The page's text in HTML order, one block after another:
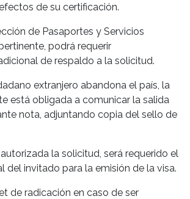
de su certificación.
de Pasaportes y Servicios
podrá requerir
de respaldo a la solicitud.
extranjero abandona el país, la
está obligada a comunicar la salida
nota, adjuntando copia del sello de
la solicitud, será requerido el
del invitado para la emisión de la visa.
de radicación en caso de ser